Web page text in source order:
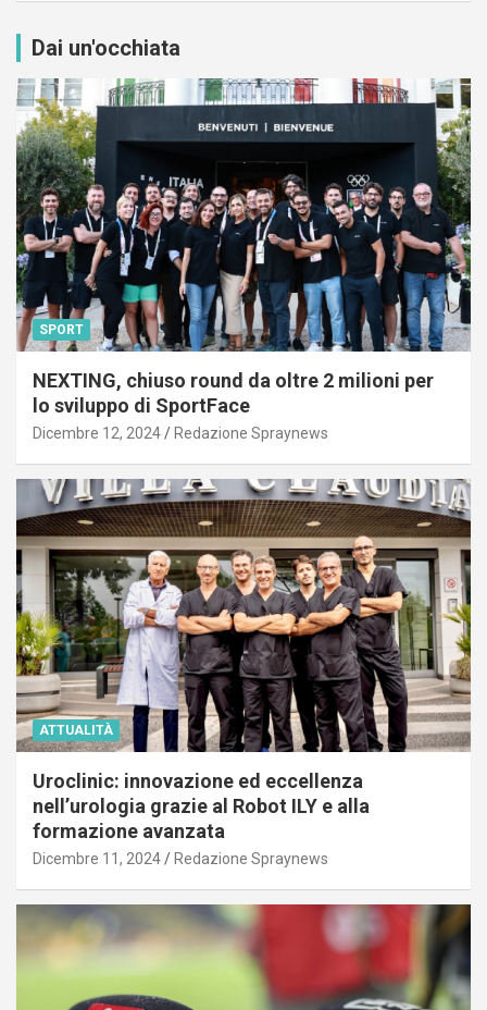
Dai un'occhiata
SPORT
NEXTING, chiuso round da oltre 2 milioni per
lo sviluppo di SportFace
Dicembre 12, 2024 Redazione Spraynews
ATTUALITÀ
Uroclinic: innovazione ed eccellenza
nell’urologia grazie al Robot ILY e alla
formazione avanzata
Dicembre 11, 2024 Redazione Spraynews